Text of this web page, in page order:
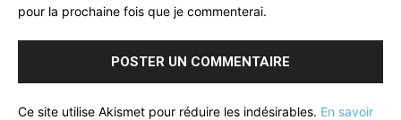
pour la prochaine fois que je commenterai.
Ce site utilise Akismet pour réduire les indésirables. En savoir